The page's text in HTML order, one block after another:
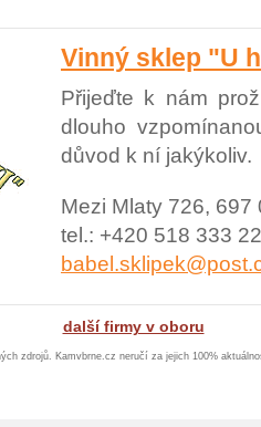
Vinný sklep "U
Přijeďte k nám
dlouho
důvod k ní jakýkoliv.
Mezi Mlaty 726, 697
tel.: +420 518 333
další firmy v oboru
zdrojů. Kamvbrne.cz neručí za jejich 100%